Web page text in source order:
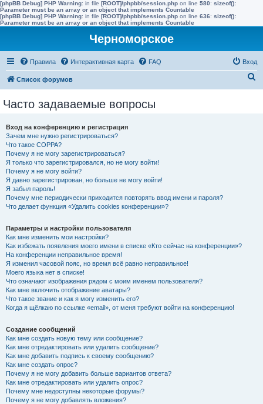
[phpBB Debug] PHP Warning: in file [ROOT]/phpbb/session.php on line 580: sizeof():
Parameter must be an array or an object that implements Countable
[phpBB Debug] PHP Warning: in file [ROOT]/phpbb/session.php on line 636: sizeof():
Parameter must be an array or an object that implements Countable
Черноморское
Правила Интерактивная карта FAQ Вход
Список форумов
Часто задаваемые вопросы
Вход на конференцию и регистрация
Зачем мне нужно регистрироваться?
Что такое COPPA?
Почему я не могу зарегистрироваться?
Я только что зарегистрировался, но не могу войти!
Почему я не могу войти?
Я давно зарегистрирован, но больше не могу войти!
Я забыл пароль!
Почему мне периодически приходится повторять ввод имени и пароля?
Что делает функция «Удалить cookies конференции»?
Параметры и настройки пользователя
Как мне изменить мои настройки?
Как избежать появления моего имени в списке «Кто сейчас на конференции»?
На конференции неправильное время!
Я изменил часовой пояс, но время всё равно неправильное!
Моего языка нет в списке!
Что означают изображения рядом с моим именем пользователя?
Как мне включить отображение аватары?
Что такое звание и как я могу изменить его?
Когда я щёлкаю по ссылке «email», от меня требуют войти на конференцию!
Создание сообщений
Как мне создать новую тему или сообщение?
Как мне отредактировать или удалить сообщение?
Как мне добавить подпись к своему сообщению?
Как мне создать опрос?
Почему я не могу добавить больше вариантов ответа?
Как мне отредактировать или удалить опрос?
Почему мне недоступны некоторые форумы?
Почему я не могу добавлять вложения?